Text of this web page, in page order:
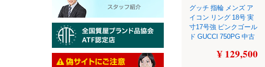
グッチ 指輪 メンズ ア
イコン リング 18号 実
寸17号強 ピンクゴール
ド GUCCI 750PG 中古
¥ 129,500